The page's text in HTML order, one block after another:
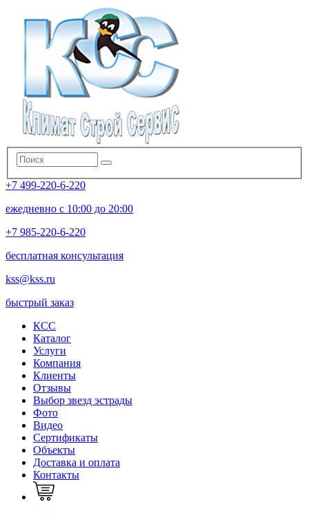
+7 499-220-6-220
ежедневно с 10:00 до 20:00
+7 985-220-6-220
бесплатная консультация
kss@kss.ru
быстрый заказ
КСС
Каталог
Услуги
Компания
Клиенты
Oтзывы
Выбор звезд эстрады
Фото
Видео
Сертификаты
Объекты
Доставка и оплата
Контакты